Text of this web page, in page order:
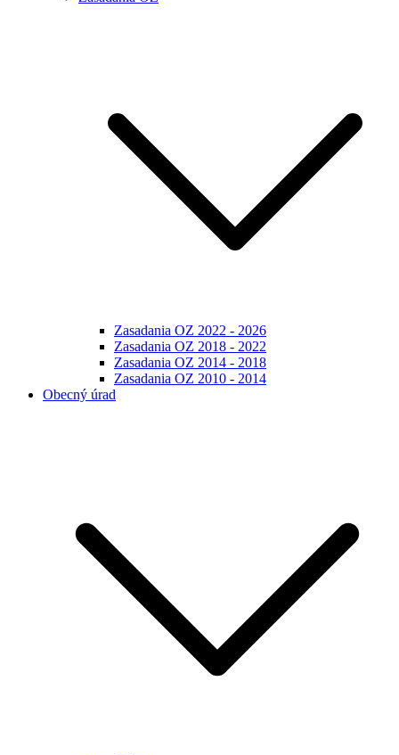
Zasadania OZ 2022 - 2026
Zasadania OZ 2018 - 2022
Zasadania OZ 2014 - 2018
Zasadania OZ 2010 - 2014
Obecný úrad